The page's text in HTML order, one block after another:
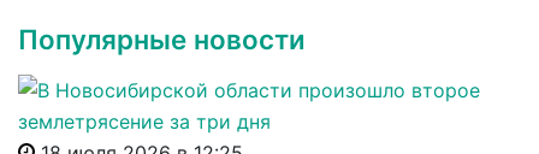
Популярные новости